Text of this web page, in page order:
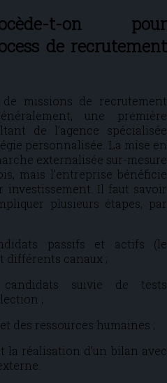
t-on pour
de recrutement
missions de recrutement
une première
de l’agence spécialisée
personnalisée. La mise en
externalisée sur-mesure
mais l’entreprise bénéficie
investissement. Il faut savoir
plusieurs étapes, par
passifs et actifs (le
différents canaux ;
suivie de tests
;
des ressources humaines ;
la réalisation d’un bilan avec